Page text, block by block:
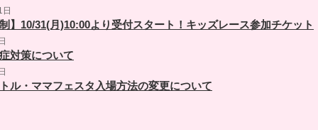
】10/31(月)10:00より受付スタート！キッズレース参加チケット
対策について
ル・ママフェスタ入場方法の変更について